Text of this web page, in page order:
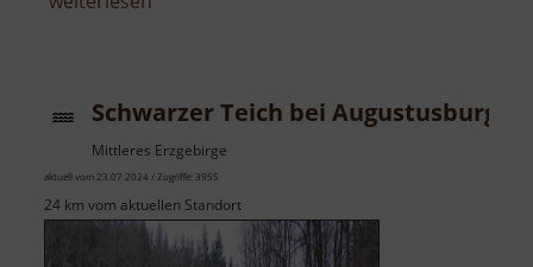
Schwarzer Teich bei Augustusburg
Mittleres Erzgebirge
aktuell vom 23.07.2024 / Zugriffe: 3955
24 km vom aktuellen Standort